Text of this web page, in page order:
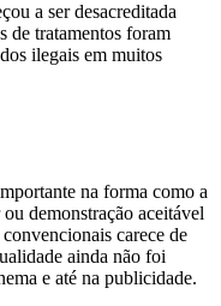
a ser desacreditada
de tratamentos foram
ilegais em muitos
na forma como a
demonstração aceitável
carece de
ainda não foi
e até na publicidade.